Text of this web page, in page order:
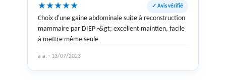
★★★★★ ✓ Avis vérifié
Choix d'une gaine abdominale suite à reconstruction
mammaire par DIEP -&gt; excellent maintien, facile
à mettre même seule
a a. · 13/07/2023